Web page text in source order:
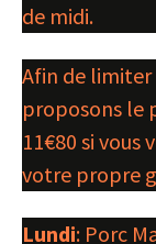
de midi.
Afin de limiter
proposons le
11€80 si vous
votre propre
Lundi: Porc